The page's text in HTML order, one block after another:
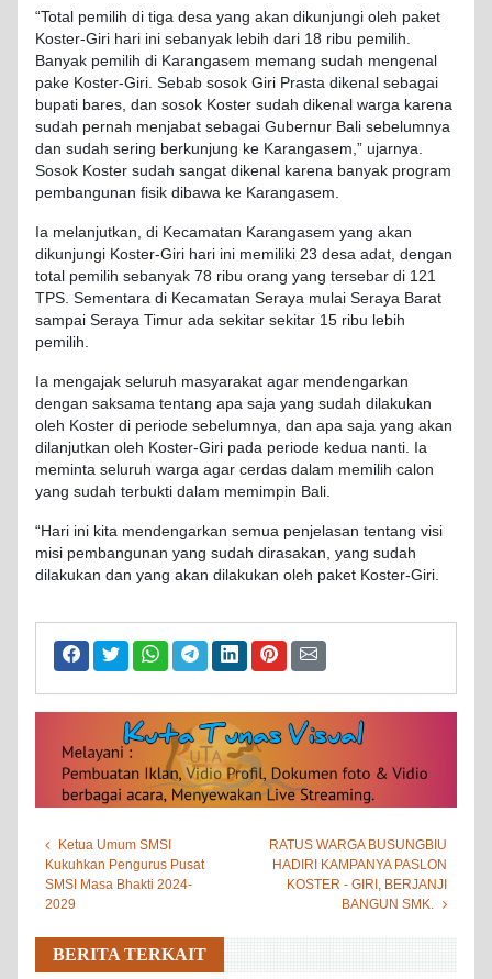
“Total pemilih di tiga desa yang akan dikunjungi oleh paket
Koster-Giri hari ini sebanyak lebih dari 18 ribu pemilih.
Banyak pemilih di Karangasem memang sudah mengenal
pake Koster-Giri. Sebab sosok Giri Prasta dikenal sebagai
bupati bares, dan sosok Koster sudah dikenal warga karena
sudah pernah menjabat sebagai Gubernur Bali sebelumnya
dan sudah sering berkunjung ke Karangasem,” ujarnya.
Sosok Koster sudah sangat dikenal karena banyak program
pembangunan fisik dibawa ke Karangasem.
Ia melanjutkan, di Kecamatan Karangasem yang akan
dikunjungi Koster-Giri hari ini memiliki 23 desa adat, dengan
total pemilih sebanyak 78 ribu orang yang tersebar di 121
TPS. Sementara di Kecamatan Seraya mulai Seraya Barat
sampai Seraya Timur ada sekitar sekitar 15 ribu lebih
pemilih.
Ia mengajak seluruh masyarakat agar mendengarkan
dengan saksama tentang apa saja yang sudah dilakukan
oleh Koster di periode sebelumnya, dan apa saja yang akan
dilanjutkan oleh Koster-Giri pada periode kedua nanti. Ia
meminta seluruh warga agar cerdas dalam memilih calon
yang sudah terbukti dalam memimpin Bali.
“Hari ini kita mendengarkan semua penjelasan tentang visi
misi pembangunan yang sudah dirasakan, yang sudah
dilakukan dan yang akan dilakukan oleh paket Koster-Giri.
Ketua Umum SMSI
Kukuhkan Pengurus Pusat
SMSI Masa Bhakti 2024-
2029
RATUS WARGA BUSUNGBIU
HADIRI KAMPANYA PASLON
KOSTER - GIRI, BERJANJI
BANGUN SMK.
BERITA TERKAIT